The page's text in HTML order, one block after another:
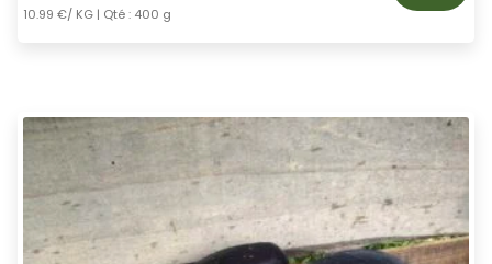
10.99 €/ KG| Qté : 400 g